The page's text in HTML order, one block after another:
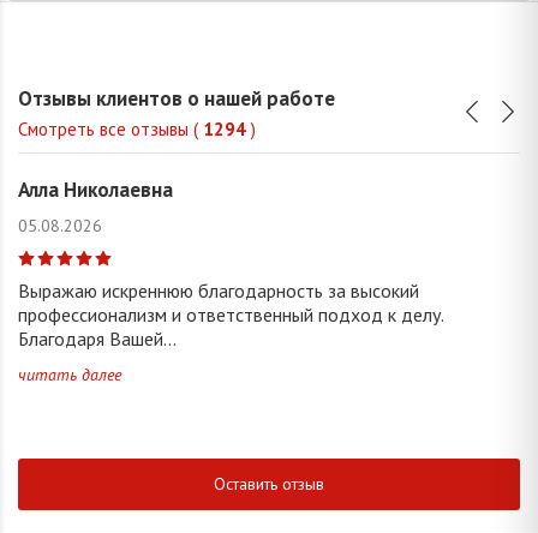
Отзывы клиентов о нашей работе
Смотреть все отзывы ( 1294 )
Алла Николаевна
05.08.2026
Выражаю искреннюю благодарность за высокий
профессионализм и ответственный подход к делу.
Благодаря Вашей...
читать далее
Оставить отзыв